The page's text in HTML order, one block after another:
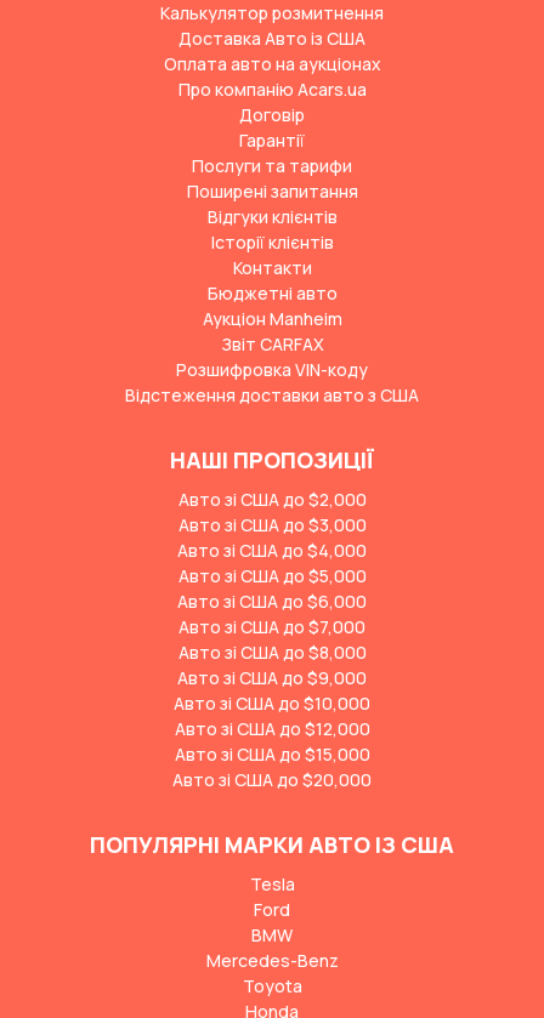
Калькулятор розмитнення
Доставка Авто із США
Оплата авто на аукціонах
Про компанію Acars.ua
Договір
Гарантії
Послуги та тарифи
Поширені запитання
Відгуки клієнтів
Історії клієнтів
Контакти
Бюджетні авто
Аукціон Manheim
Звіт CARFAX
Розшифровка VIN-коду
Відстеження доставки авто з США
НАШІ ПРОПОЗИЦІЇ
Авто зі США до $2,000
Авто зі США до $3,000
Авто зі США до $4,000
Авто зі США до $5,000
Авто зі США до $6,000
Авто зі США до $7,000
Авто зі США до $8,000
Авто зі США до $9,000
Авто зі США до $10,000
Авто зі США до $12,000
Авто зі США до $15,000
Авто зі США до $20,000
ПОПУЛЯРНІ МАРКИ АВТО ІЗ США
Tesla
Ford
BMW
Mercedes-Benz
Toyota
Honda